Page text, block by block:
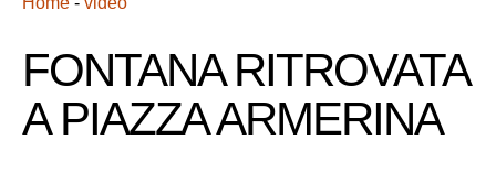
FONTANA RITROVATA
A PIAZZA ARMERINA